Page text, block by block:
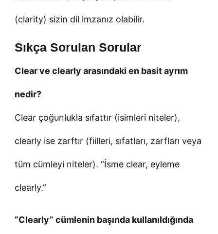
(clarity) sizin dil imzanız olabilir.
Sıkça Sorulan Sorular
Clear ve clearly arasındaki en basit ayrım
nedir?
Clear çoğunlukla sıfattır (isimleri niteler),
clearly ise zarftır (fiilleri, sıfatları, zarfları veya
tüm cümleyi niteler). “İsme clear, eyleme
clearly.”
“Clearly” cümlenin başında kullanıldığında